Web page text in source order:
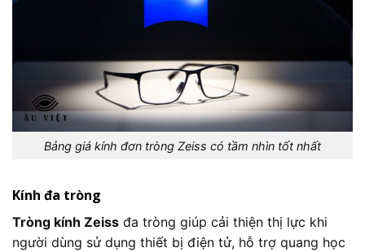
Bảng giá kính đơn tròng Zeiss có tầm nhìn tốt nhất
Kính đa tròng
Tròng kính Zeiss đa tròng giúp cải thiện thị lực khi
người dùng sử dụng thiết bị điện tử, hỗ trợ quang học